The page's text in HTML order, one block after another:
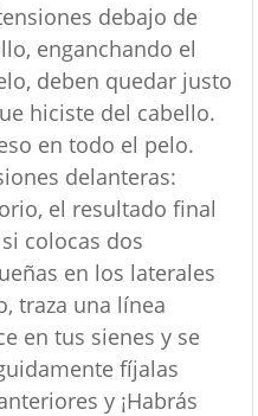
debajo de
enganchando el
deben quedar justo
hiciste del cabello.
en todo el pelo.
delanteras:
el resultado final
colocas dos
en los laterales
traza una línea
en tus sienes y se
fíjalas
y ¡Habrás